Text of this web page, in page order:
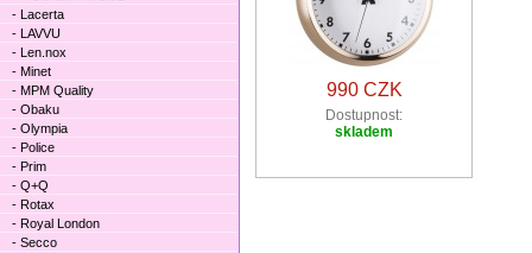
990 CZK
Dostupnost:
skladem
- Lacerta
- LAVVU
- Len.nox
- Minet
- MPM Quality
- Obaku
- Olympia
- Police
- Prim
- Q+Q
- Rotax
- Royal London
- Secco